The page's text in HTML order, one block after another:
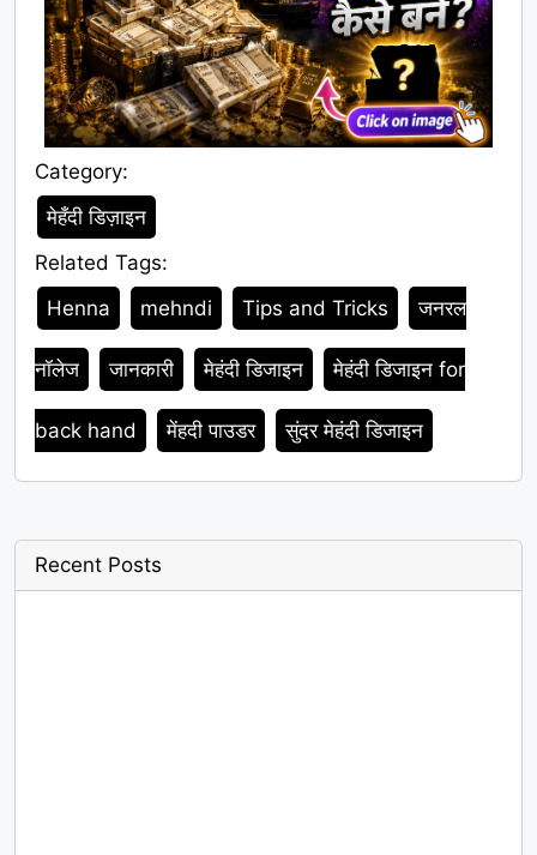
Category:
Category
मेहँदी डिज़ाइन
Related Tags:
Tags
Henna mehndi Tips and Tricks जनरल
नॉलेज जानकारी मेहंदी डिजाइन मेहंदी डिजाइन for
back hand मेंहदी पाउडर सुंदर मेहंदी डिजाइन
Recent Posts